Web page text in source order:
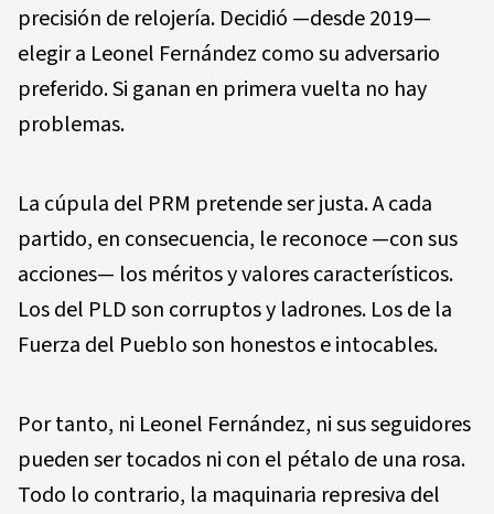
precisión de relojería. Decidió —desde 2019—
elegir a Leonel Fernández como su adversario
preferido. Si ganan en primera vuelta no hay
problemas.
La cúpula del PRM pretende ser justa. A cada
partido, en consecuencia, le reconoce —con sus
acciones— los méritos y valores característicos.
Los del PLD son corruptos y ladrones. Los de la
Fuerza del Pueblo son honestos e intocables.
Por tanto, ni Leonel Fernández, ni sus seguidores
pueden ser tocados ni con el pétalo de una rosa.
Todo lo contrario, la maquinaria represiva del